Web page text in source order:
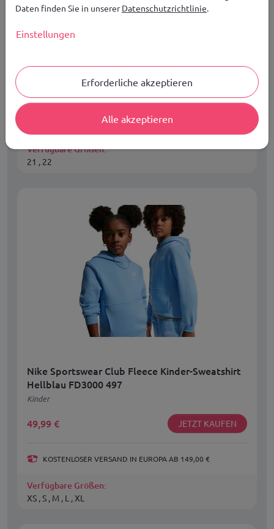
Skechers Jungen-Sportschuhe S Lights, leicht
JETZT KAUFEN
KOSTENLOSER VERSAND IN EUROPA AB 149,00 €
Verfügbare Größen:
21 , 22
Nike Sportswear Club Fleece Kinder-Sweatshirt
Hellblau FD3000 497
Kinder
49,99 € JETZT KAUFEN
KOSTENLOSER VERSAND IN EUROPA AB 149,00 €
Verfügbare Größen:
XS , S , M , L , XL
Daten finden Sie in unsererDatenschutzrichtlinie.
Einstellungen
Erforderliche akzeptieren
Alle akzeptieren